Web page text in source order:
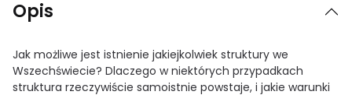
Opis
Jak możliwe jest istnienie jakiejkolwiek struktury we
Wszechświecie? Dlaczego w niektórych przypadkach
struktura rzeczywiście samoistnie powstaje, i jakie warunki